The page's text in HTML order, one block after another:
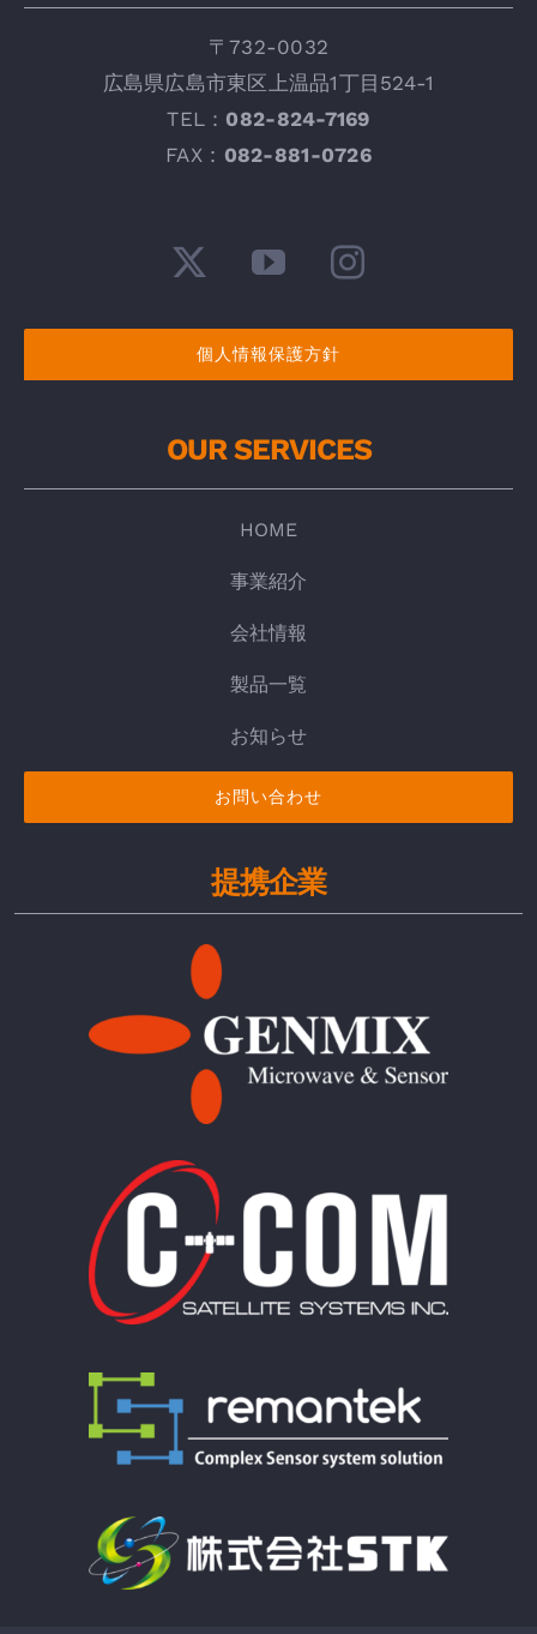
〒732-0032
広島県広島市東区上温品1丁目524-1
TEL： 082-824-7169
FAX : 082-881-0726
個人情報保護方針
OUR SERVICES
HOME
事業紹介
会社情報
製品一覧
お知らせ
お問い合わせ
提携企業